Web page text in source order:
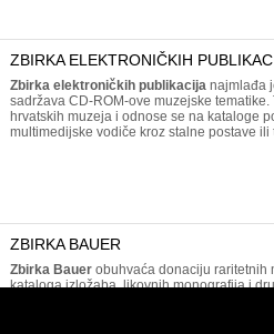
ZBIRKA ELEKTRONIČKIH
Zbirka elektroničkih publikacija najmlađa
sadržava CD-ROM-ove muzejske
hrvatskih muzeja i odnose se na kataloge
multimedijske vodiče kroz stalne postave
ZBIRKA BAUER
Zbirka Bauer obuhvaća donaciju raritetnih
kataloga izložaba, likovnih monografija i